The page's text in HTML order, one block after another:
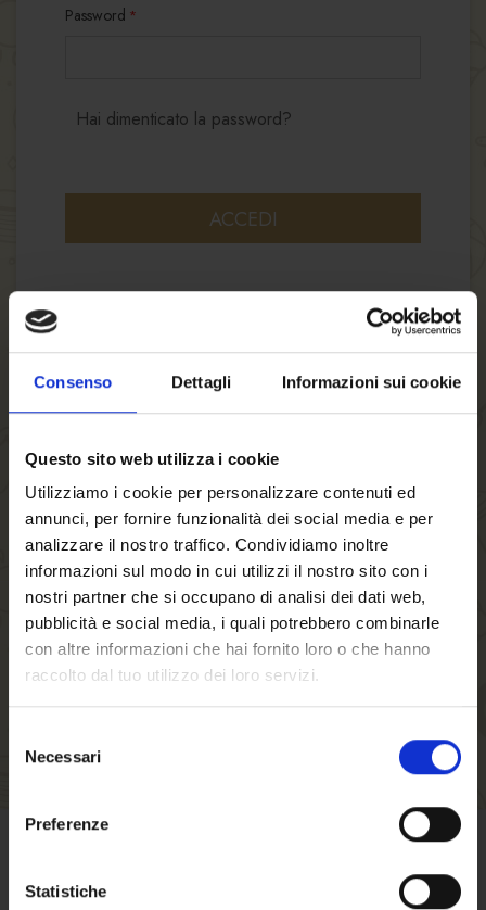
Benvenuto su forst.it
Consenso Dettagli Informazioni sui cookie
Questo sito web utilizza i cookie
Utilizziamo i cookie per personalizzare contenuti ed
annunci, per fornire funzionalità dei social media e per
analizzare il nostro traffico. Condividiamo inoltre
informazioni sul modo in cui utilizzi il nostro sito con i
nostri partner che si occupano di analisi dei dati web,
pubblicità e social media, i quali potrebbero combinarle
con altre informazioni che hai fornito loro o che hanno
raccolto dal tuo utilizzo dei loro servizi.
delNecessari
Preferenze
Statistiche
Password
ACCEDI
Hai dimenticato la password?
NUOVI CLIENTI
Creando un account sul nostro negozio, sarai in
grado di muoverti più velocemente attraverso il
processo di checkout, memorizzare più indirizzi
di spedizione, visualizzare e tracciare i tuoi
ordini nel tuo account e molto altro.
CREA UN ACCOUNT
CONDIZIONI DI VENDITA